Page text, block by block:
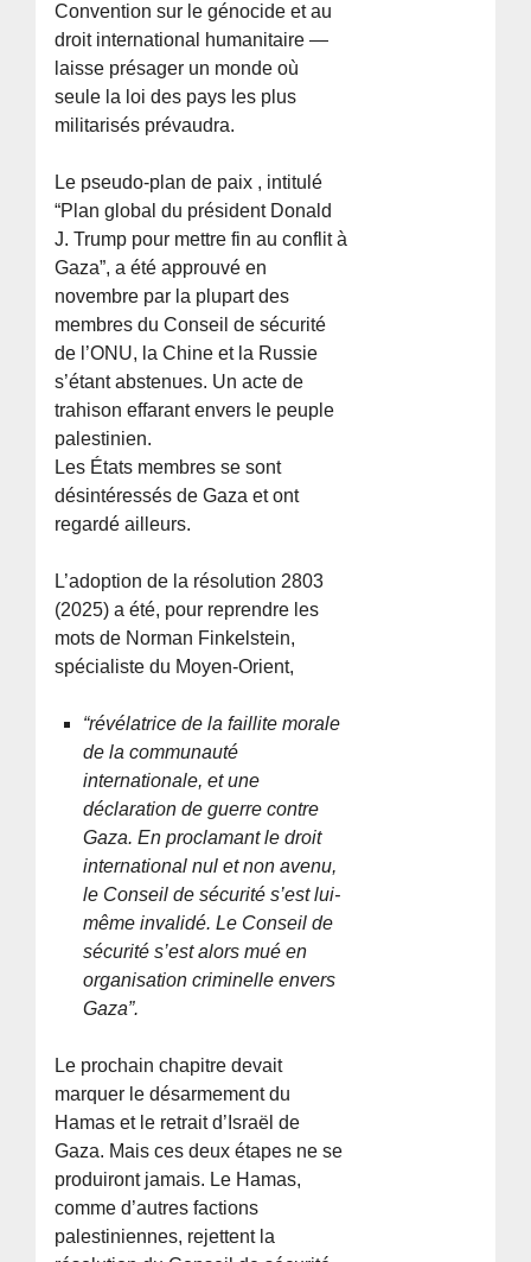
Convention sur le génocide et au
droit international humanitaire —
laisse présager un monde où
seule la loi des pays les plus
militarisés prévaudra.
Le pseudo-plan de paix , intitulé
“Plan global du président Donald
J. Trump pour mettre fin au conflit à
Gaza”, a été approuvé en
novembre par la plupart des
membres du Conseil de sécurité
de l’ONU, la Chine et la Russie
s’étant abstenues. Un acte de
trahison effarant envers le peuple
palestinien.
Les États membres se sont
désintéressés de Gaza et ont
regardé ailleurs.
L’adoption de la résolution 2803
(2025) a été, pour reprendre les
mots de Norman Finkelstein,
spécialiste du Moyen-Orient,
“révélatrice de la faillite morale
de la communauté
internationale, et une
déclaration de guerre contre
Gaza. En proclamant le droit
international nul et non avenu,
le Conseil de sécurité s’est lui-
même invalidé. Le Conseil de
sécurité s’est alors mué en
organisation criminelle envers
Gaza”.
Le prochain chapitre devait
marquer le désarmement du
Hamas et le retrait d’Israël de
Gaza. Mais ces deux étapes ne se
produiront jamais. Le Hamas,
comme d’autres factions
palestiniennes, rejettent la